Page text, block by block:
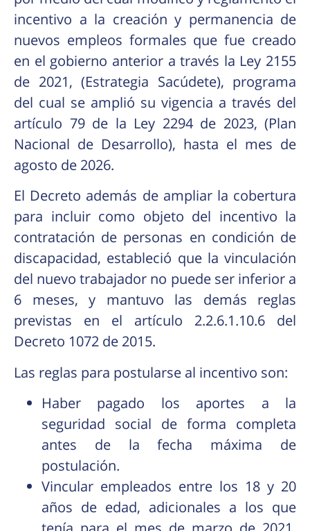
incentivo a la creación y permanencia de
nuevos empleos formales que fue creado
en el gobierno anterior a través la Ley 2155
de 2021, (Estrategia Sacúdete), programa
del cual se amplió su vigencia a través del
artículo 79 de la Ley 2294 de 2023, (Plan
Nacional de Desarrollo), hasta el mes de
agosto de 2026.
El Decreto además de ampliar la cobertura
para incluir como objeto del incentivo la
contratación de personas en condición de
discapacidad, estableció que la vinculación
del nuevo trabajador no puede ser inferior a
6 meses, y mantuvo las demás reglas
previstas en el artículo 2.2.6.1.10.6 del
Decreto 1072 de 2015.
Las reglas para postularse al incentivo son:
Haber pagado los aportes a la
seguridad social de forma completa
antes de la fecha máxima de
postulación.
Vincular empleados entre los 18 y 20
años de edad, adicionales a los que